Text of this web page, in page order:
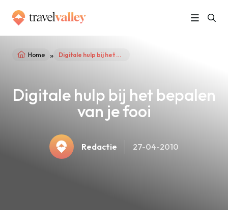
Home » Digitale hulp bij het bepalen van je fooi
Digitale hulp bij het bepalen
van je fooi
Redactie 27-04-2010